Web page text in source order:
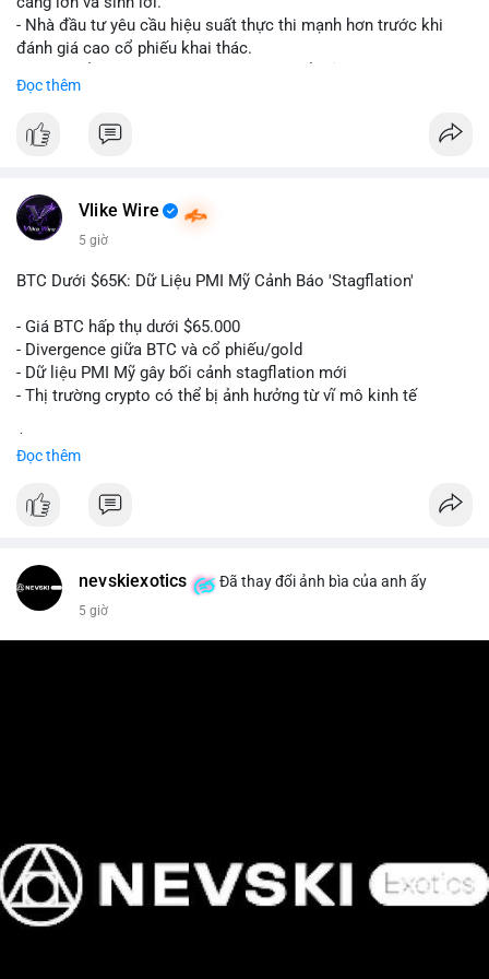
cảm xúc khi chưa xác nhận được dòng tiền vào sàn.
#59dot84btc #taicocautaisan
#mempooltheodoi
- Nhà đầu tư yêu cầu hiệu suất thực thi mạnh hơn trước khi
đánh giá cao cổ phiếu khai thác.
- Thị trường cần thấy kết quả thực tế từ các dự án AI mới.
#binancesquare
#vlikevn #titanbot
📰 Nguồn: Cointelegraph
Đọc thêm
Vlike Wire
5 giờ
BTC Dưới $65K: Dữ Liệu PMI Mỹ Cảnh Báo 'Stagflation'
- Giá BTC hấp thụ dưới $65.000
- Divergence giữa BTC và cổ phiếu/gold
- Dữ liệu PMI Mỹ gây bối cảnh stagflation mới
- Thị trường crypto có thể bị ảnh hưởng từ vĩ mô kinh tế
Đọc thêm
nevskiexotics Đã thay đổi ảnh bìa của anh ấy
5 giờ